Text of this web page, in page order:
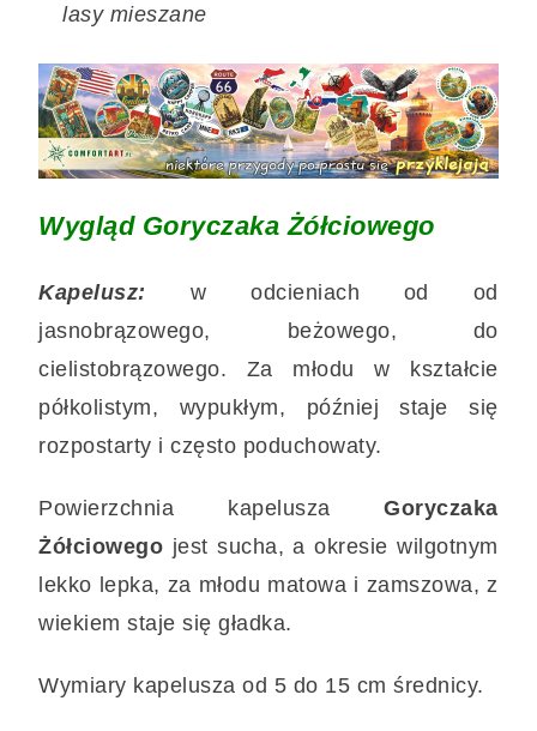
lasy mieszane
Wygląd Goryczaka Żółciowego
Kapelusz: w odcieniach od od
jasnobrązowego, beżowego, do
cielistobrązowego. Za młodu w kształcie
półkolistym, wypukłym, później staje się
rozpostarty i często poduchowaty.
Powierzchnia kapeluszaGoryczaka
Żółciowego jest sucha, a okresie wilgotnym
lekko lepka, za młodu matowa i zamszowa, z
wiekiem staje się gładka.
Wymiary kapelusza od 5 do 15 cm średnicy.